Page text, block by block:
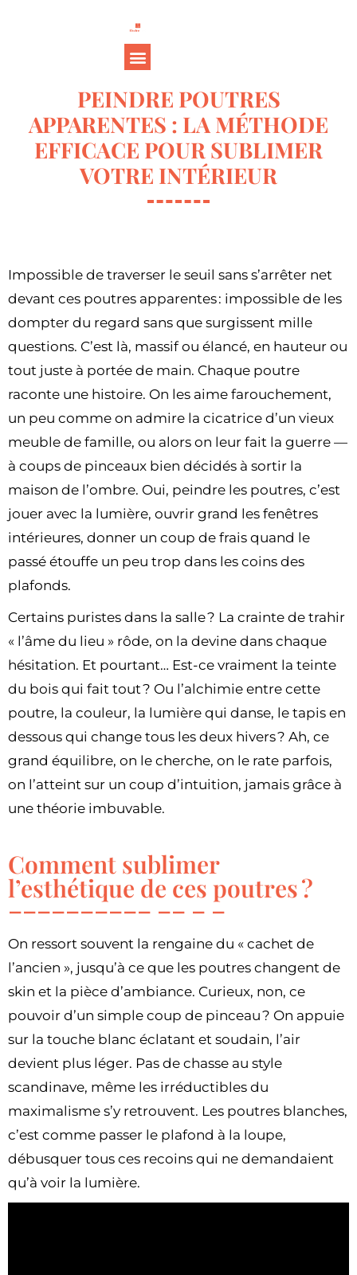
PEINDRE POUTRES
APPARENTES : LA MÉTHODE
EFFICACE POUR SUBLIMER
VOTRE INTÉRIEUR
Impossible de traverser le seuil sans s’arrêter net
devant ces poutres apparentes : impossible de les
dompter du regard sans que surgissent mille
questions. C’est là, massif ou élancé, en hauteur ou
tout juste à portée de main. Chaque poutre
raconte une histoire. On les aime farouchement,
un peu comme on admire la cicatrice d’un vieux
meuble de famille, ou alors on leur fait la guerre —
à coups de pinceaux bien décidés à sortir la
maison de l’ombre. Oui, peindre les poutres, c’est
jouer avec la lumière, ouvrir grand les fenêtres
intérieures, donner un coup de frais quand le
passé étouffe un peu trop dans les coins des
plafonds.
Certains puristes dans la salle ? La crainte de trahir
« l’âme du lieu » rôde, on la devine dans chaque
hésitation. Et pourtant… Est-ce vraiment la teinte
du bois qui fait tout ? Ou l’alchimie entre cette
poutre, la couleur, la lumière qui danse, le tapis en
dessous qui change tous les deux hivers ? Ah, ce
grand équilibre, on le cherche, on le rate parfois,
on l’atteint sur un coup d’intuition, jamais grâce à
une théorie imbuvable.
Comment sublimer
l’esthétique de ces poutres ?
On ressort souvent la rengaine du « cachet de
l’ancien », jusqu’à ce que les poutres changent de
skin et la pièce d’ambiance. Curieux, non, ce
pouvoir d’un simple coup de pinceau ? On appuie
sur la touche blanc éclatant et soudain, l’air
devient plus léger. Pas de chasse au style
scandinave, même les irréductibles du
maximalisme s’y retrouvent. Les poutres blanches,
c’est comme passer le plafond à la loupe,
débusquer tous ces recoins qui ne demandaient
qu’à voir la lumière.